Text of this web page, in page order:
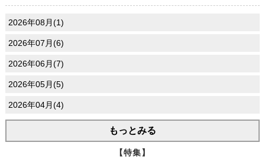
2026年08月(1)
2026年07月(6)
2026年06月(7)
2026年05月(5)
2026年04月(4)
もっとみる
【特集】